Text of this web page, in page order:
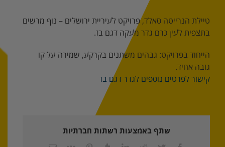
טיילת הנרייטה סאלד, פרויקט לעיריית ירושלים – נוף מרשים
בתצפית לעין כרם גדר מעקה דגם בז.
הייחוד בפרויקט: גבהים משתנים בקרקע, שמירה על קו
גובה אחיד.
קישור לפרטים נוספים לגדר דגם בז
שתף באמצעות רשתות חברתיות